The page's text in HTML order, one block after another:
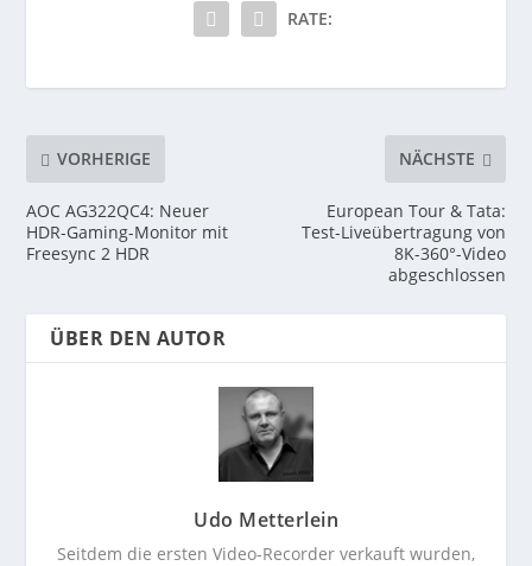
RATE:
VORHERIGE
AOC AG322QC4: Neuer
HDR-Gaming-Monitor mit
Freesync 2 HDR
NÄCHSTE
European Tour & Tata:
Test-Liveübertragung von
8K-360°-Video
abgeschlossen
ÜBER DEN AUTOR
Udo Metterlein
Seitdem die ersten Video-Recorder verkauft wurden,